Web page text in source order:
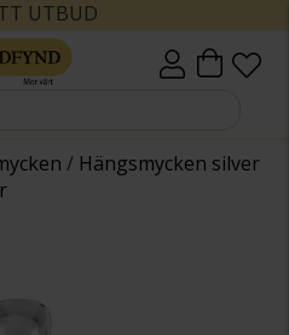
UTBUD
/ Hängsmycken silver